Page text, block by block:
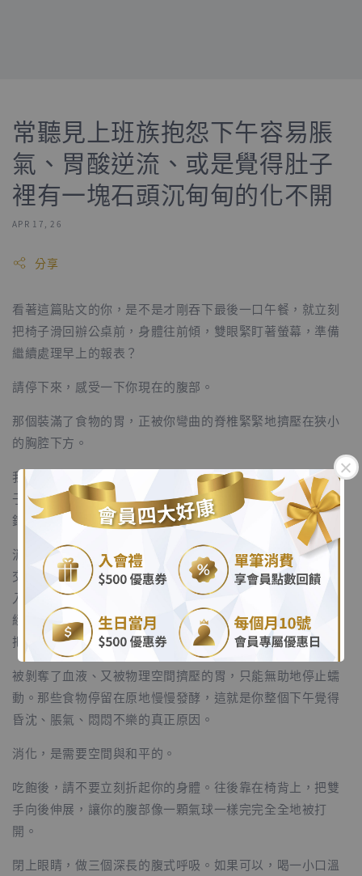
.
.
常聽見上班族抱怨下午容易脹
氣、胃酸逆流、或是覺得肚子
裡有一塊石頭沉甸甸的化不開
APR 17, 26
分享
看著這篇貼文的你，是不是才剛吞下最後一口午餐，就立刻
把椅子滑回辦公桌前，身體往前傾，雙眼緊盯著螢幕，準備
繼續處理早上的報表？
請停下來，感受一下你現在的腹部。
那個裝滿了食物的胃，正被你彎曲的脊椎緊緊地擠壓在狹小
的胸腔下方。
我常聽見上班族抱怨下午容易脹氣、胃酸逆流、或是覺得肚
子裡有一塊石頭沉甸甸的化不開。其實，這不全是食物的
錯，而是你的「姿勢」與「神經系統」正在打架。
消化食物是一項需要耗費極大能量的工程，它完全仰賴「副
交感神經（放鬆神經）」的運作。但當你吃飽後立刻彎腰投
入高壓的工作，你的身體會瞬間切換回「交感神經（戰鬥神
經）」。大腦會判定你現在面臨生存危機，於是毫不留情地
把血液從腸胃抽走，送往你的大腦和肌肉。
被剝奪了血液、又被物理空間擠壓的胃，只能無助地停止蠕
動。那些食物停留在原地慢慢發酵，這就是你整個下午覺得
昏沈、脹氣、悶悶不樂的真正原因。
消化，是需要空間與和平的。
吃飽後，請不要立刻折起你的身體。往後靠在椅背上，把雙
手向後伸展，讓你的腹部像一顆氣球一樣完完全全地被打
開。
閉上眼睛，做三個深長的腹式呼吸。如果可以，喝一小口溫